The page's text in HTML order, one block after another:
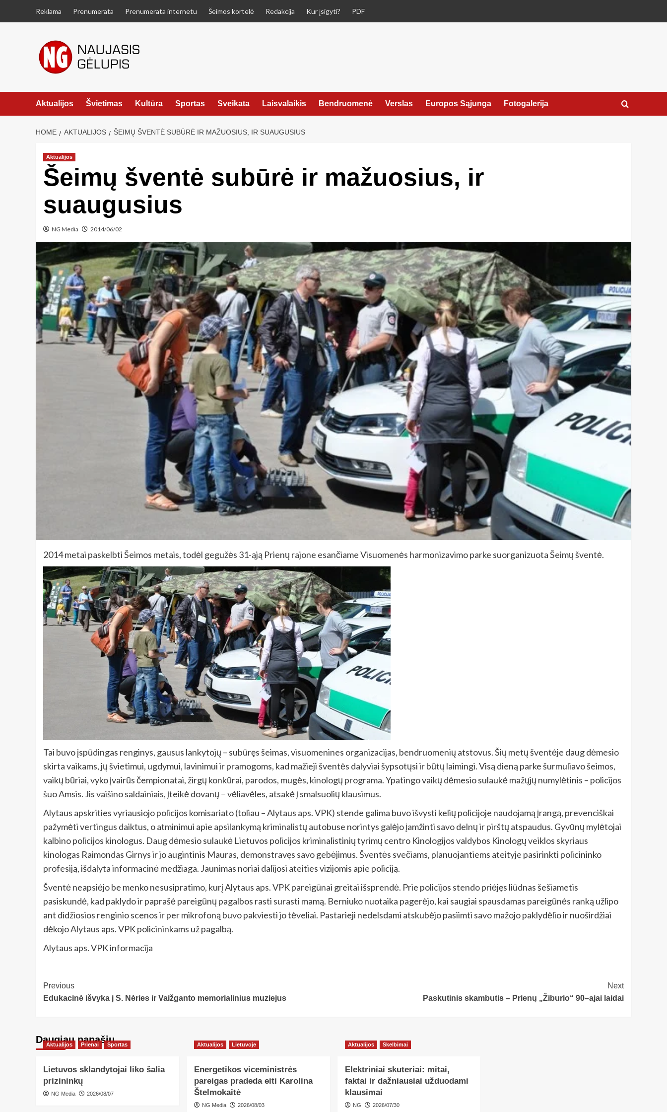
Reklama Prenumerata Prenumerata internetu Šeimos kortelė Redakcija Kur įsigyti? PDF
Aktualijos Švietimas Kultūra Sportas Sveikata Laisvalaikis Bendruomenė Verslas Europos Sąjunga Fotogalerija
HOME AKTUALIJOS ŠEIMŲ ŠVENTĖ SUBŪRĖ IR MAŽUOSIUS, IR SUAUGUSIUS
Aktualijos
Šeimų šventė subūrė ir mažuosius, ir
suaugusius
NG Media 2014/06/02
2014 metai paskelbti Šeimos metais, todėl gegužės 31-ąją Prienų rajone esančiame Visuomenės harmonizavimo parke suorganizuota Šeimų šventė.
Tai buvo įspūdingas renginys, gausus lankytojų – subūręs šeimas, visuomenines organizacijas, bendruomenių atstovus. Šių metų šventėje daug dėmesio
skirta vaikams, jų švietimui, ugdymui, lavinimui ir pramogoms, kad mažieji šventės dalyviai šypsotųsi ir būtų laimingi. Visą dieną parke šurmuliavo šeimos,
vaikų būriai, vyko įvairūs čempionatai, žirgų konkūrai, parodos, mugės, kinologų programa. Ypatingo vaikų dėmesio sulaukė mažųjų numylėtinis – policijos
šuo Amsis. Jis vaišino saldainiais, įteikė dovanų − vėliavėles, atsakė į smalsuolių klausimus.
Alytaus apskrities vyriausiojo policijos komisariato (toliau – Alytaus aps. VPK) stende galima buvo išvysti kelių policijoje naudojamą įrangą, prevenciškai
pažymėti vertingus daiktus, o atminimui apie apsilankymą kriminalistų autobuse norintys galėjo įamžinti savo delnų ir pirštų atspaudus. Gyvūnų mylėtojai
kalbino policijos kinologus. Daug dėmesio sulaukė Lietuvos policijos kriminalistinių tyrimų centro Kinologijos valdybos Kinologų veiklos skyriaus
kinologas Raimondas Girnys ir jo augintinis Mauras, demonstravęs savo gebėjimus. Šventės svečiams, planuojantiems ateityje pasirinkti policininko
profesiją, išdalyta informacinė medžiaga. Jaunimas noriai dalijosi ateities vizijomis apie policiją.
Šventė neapsiėjo be menko nesusipratimo, kurį Alytaus aps. VPK pareigūnai greitai išsprendė. Prie policijos stendo priėjęs liūdnas šešiametis
pasiskundė, kad paklydo ir paprašė pareigūnų pagalbos rasti surasti mamą. Berniuko nuotaika pagerėjo, kai saugiai spausdamas pareigūnės ranką užlipo
ant didžiosios renginio scenos ir per mikrofoną buvo pakviesti jo tėveliai. Pastarieji nedelsdami atskubėjo pasiimti savo mažojo paklydėlio ir nuoširdžiai
dėkojo Alytaus aps. VPK policininkams už pagalbą.
Alytaus aps. VPK informacija
Post
Navigation
Previous
Edukacinė išvyka į S. Nėries ir Vaižganto memorialinius muziejus
Next
Paskutinis skambutis – Prienų „Žiburio“ 90–ajai laidai
Daugiau panašių…
Aktualijos Prienai Sportas
Lietuvos sklandytojai liko šalia
prizininkų
NG Media 2026/08/07
Aktualijos Lietuvoje
Energetikos viceministrės
pareigas pradeda eiti Karolina
Štelmokaitė
NG Media 2026/08/03
Aktualijos Skelbimai
Elektriniai skuteriai: mitai,
faktai ir dažniausiai užduodami
klausimai
NG 2026/07/30